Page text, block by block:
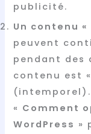
publicité.
Un contenu
peuvent
pendant des
contenu est
(intemporel).
« Comment
WordPress »